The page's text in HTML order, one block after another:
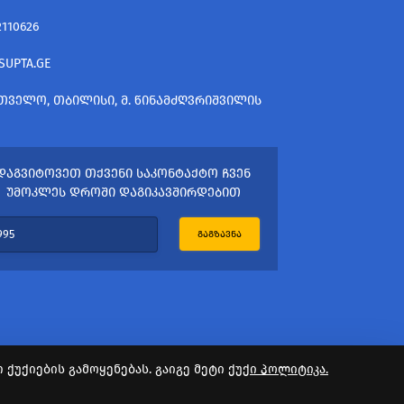
ᲗᲑᲘᲚᲘᲡᲘ, Მ. ᲬᲘᲜᲐᲛᲫᲦᲕᲠᲘᲨᲕᲘᲚᲘᲡ
ᲗᲥᲕᲔᲜᲘ ᲡᲐᲙᲝᲜᲢᲐᲥᲢᲝ ᲩᲕᲔᲜ
ᲣᲛᲝᲙᲚᲔᲡ ᲓᲠᲝᲨᲘ ᲓᲐᲒᲘᲙᲐᲕᲨᲘᲠᲓᲔᲑᲘᲗ
ᲒᲐᲒᲖᲐᲕᲜᲐ
გამოყენებას. გაიგე მეტი ქუქი პოლიტიკა.